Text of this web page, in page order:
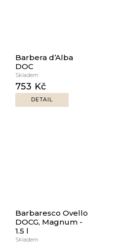
Barbera d’Alba
DOC
Skladem
753 Kč
DETAIL
Barbaresco Ovello
DOCG, Magnum -
1.5 l
Skladem